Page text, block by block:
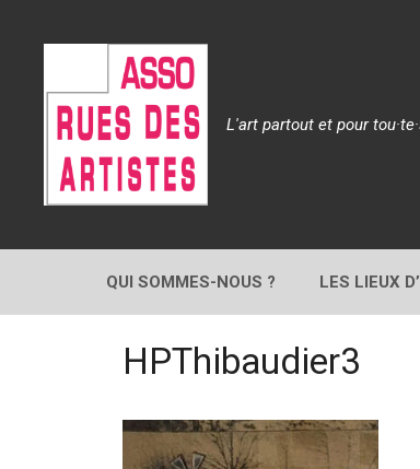
L'art partout et pour
QUI SOMMES-NOUS ? LES LIEUX
HPThibaudier3